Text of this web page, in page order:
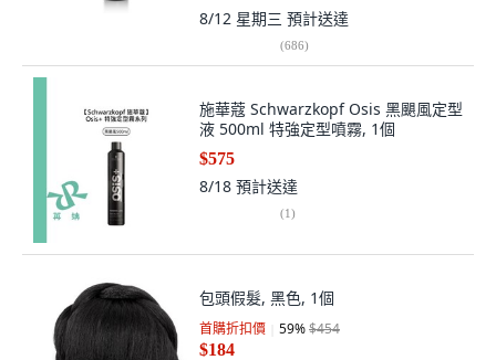
8/12 星期三 預計送達
(686)
施華蔻 Schwarzkopf Osis 黑颶風定型
液 500ml 特強定型噴霧, 1個
$575
8/18 預計送達
(1)
包頭假髮, 黑色, 1個
首購折扣價 59%$454
$184